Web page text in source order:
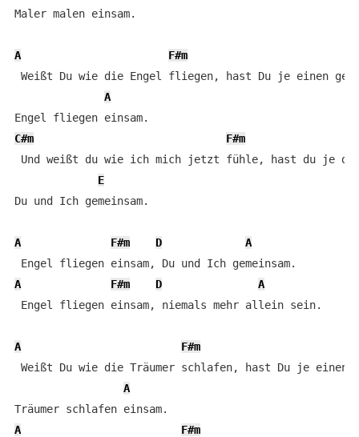
Maler malen einsam.
A F#m
Weißt Du wie die Engel fliegen, hast Du je einen
A
C#m
F#m
Und weißt du wie ich mich jetzt fühle, hast du je
E
Du und Ich gemeinsam.
A F#m D
A
A
F#m D
A
Engel fliegen einsam, niemals mehr allein sein.
A
F#m
Weißt Du wie die Träumer schlafen, hast Du je einen
A
A
F#m